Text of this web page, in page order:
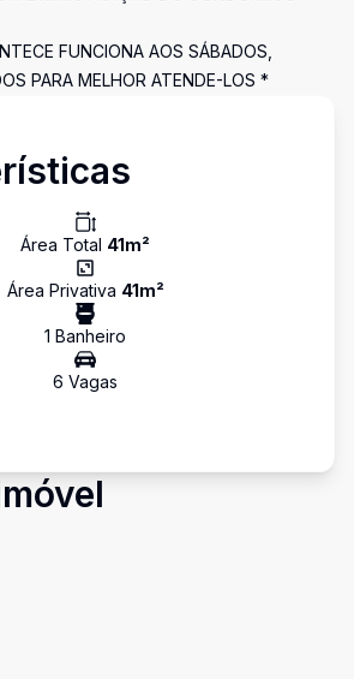
FUNCIONA AOS SÁBADOS,
PARA MELHOR ATENDE-LOS *
Área Total 41m²
Área Privativa 41m²
1 Banheiro
6 Vagas